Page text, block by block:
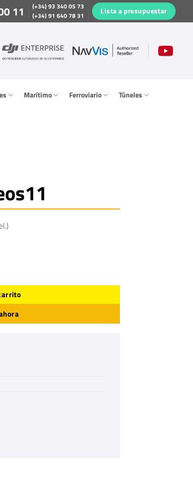
11
(+34) 93 340 05 73
(+34) 91 640 78 31
Lista a presupuestar
Marítimo Ferroviario Túneles